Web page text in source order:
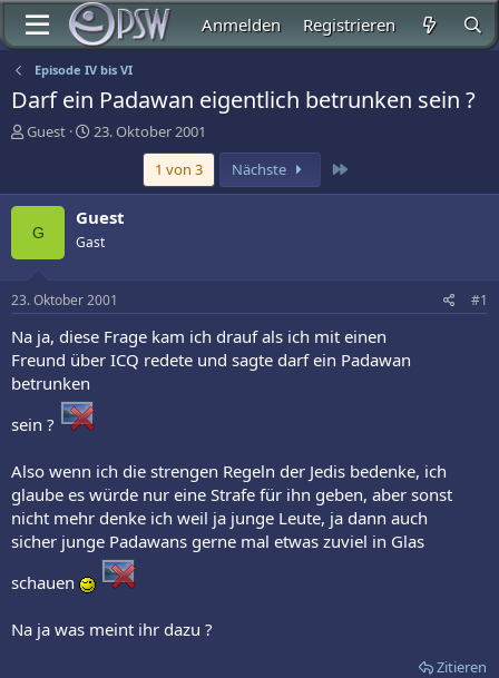
Anmelden Registrieren
Episode IV bis VI
Darf ein Padawan eigentlich betrunken sein ?
E
t
e
Guest
E
t
e
l
l
a
m
23. Oktober 2001
1 von 3
Nächste
G
Guest
Gast
23. Oktober 2001 #1
Na ja, diese Frage kam ich drauf als ich mit einen
Freund über ICQ redete und sagte darf ein Padawan
betrunken
sein ?
Also wenn ich die strengen Regeln der Jedis bedenke, ich
glaube es würde nur eine Strafe für ihn geben, aber sonst
nicht mehr denke ich weil ja junge Leute, ja dann auch
sicher junge Padawans gerne mal etwas zuviel in Glas
schauen
Na ja was meint ihr dazu ?
Zitieren